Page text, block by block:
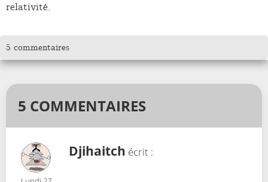
relativité.
5 commentaires
5 COMMENTAIRES
Djihaitch écrit :